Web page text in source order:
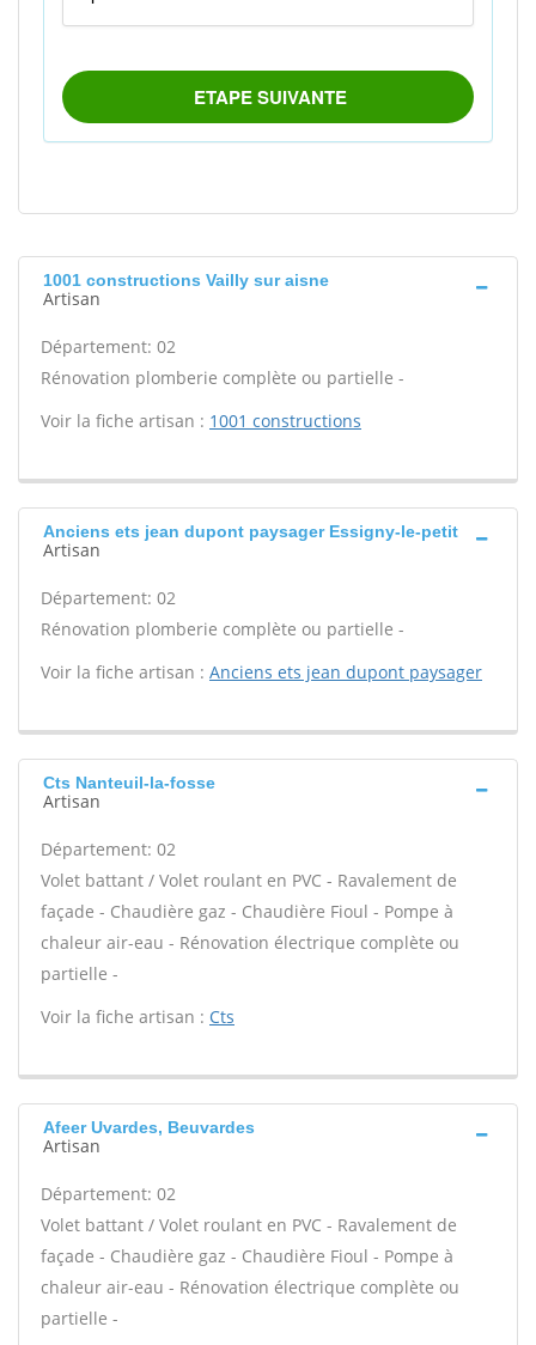
1001 constructions Vailly sur aisne
Artisan
Département: 02
Rénovation plomberie complète ou partielle -
Voir la fiche artisan : 1001 constructions
Anciens ets jean dupont paysager Essigny-le-petit
Artisan
Département: 02
Rénovation plomberie complète ou partielle -
Voir la fiche artisan : Anciens ets jean dupont paysager
Cts Nanteuil-la-fosse
Artisan
Département: 02
Volet battant / Volet roulant en PVC - Ravalement de
façade - Chaudière gaz - Chaudière Fioul - Pompe à
chaleur air-eau - Rénovation électrique complète ou
partielle -
Voir la fiche artisan : Cts
Afeer Uvardes, Beuvardes
Artisan
Département: 02
Volet battant / Volet roulant en PVC - Ravalement de
façade - Chaudière gaz - Chaudière Fioul - Pompe à
chaleur air-eau - Rénovation électrique complète ou
partielle -